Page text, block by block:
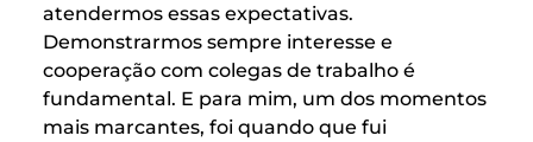
atendermos essas expectativas.
Demonstrarmos sempre interesse e
cooperação com colegas de trabalho é
fundamental. E para mim, um dos momentos
mais marcantes, foi quando que fui